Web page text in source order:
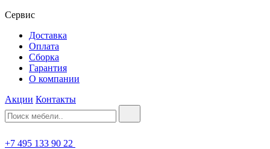
Сервис
Доставка
Оплата
Сборка
Гарантия
О компании
Акции Контакты
+7 495 133 90 22